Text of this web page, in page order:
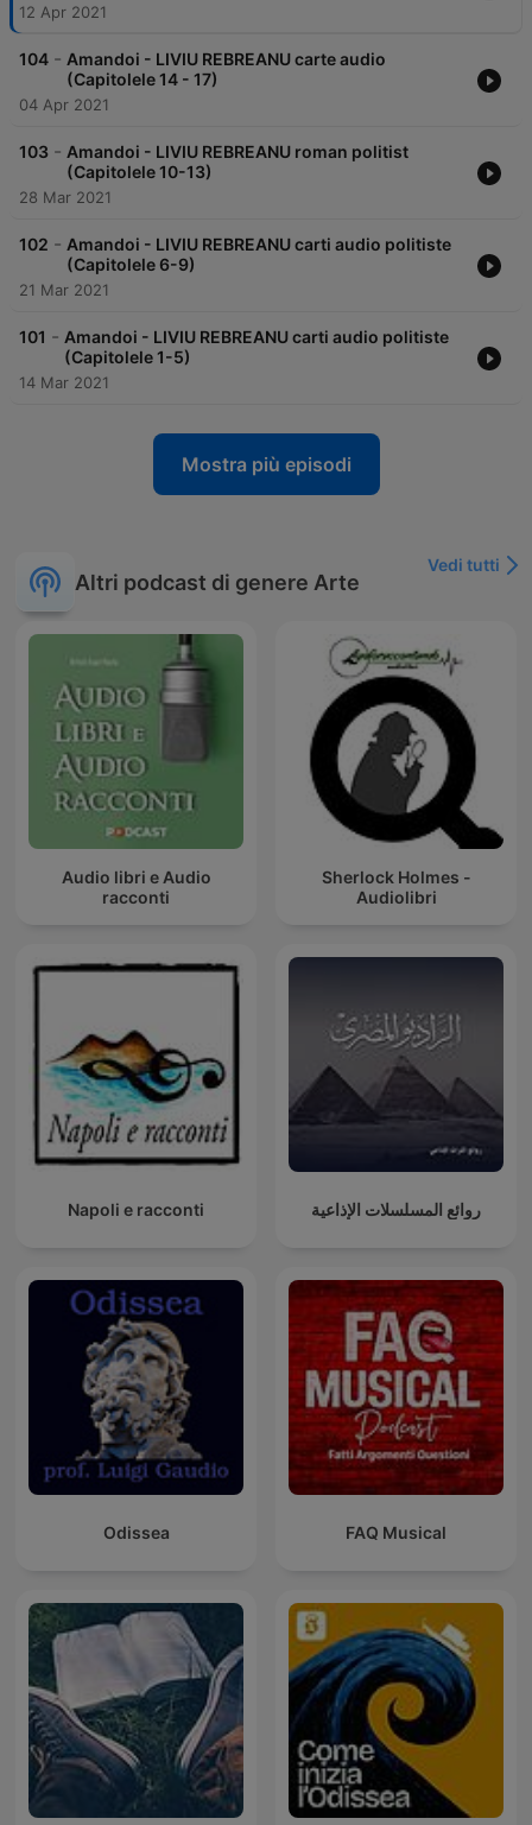
12 Apr 2021
104 - Amandoi - LIVIU REBREANU carte audio
(Capitolele 14 - 17)
04 Apr 2021
103 - Amandoi - LIVIU REBREANU roman politist
(Capitolele 10-13)
28 Mar 2021
102 - Amandoi - LIVIU REBREANU carti audio politiste
(Capitolele 6-9)
21 Mar 2021
101 - Amandoi - LIVIU REBREANU carti audio politiste
(Capitolele 1-5)
14 Mar 2021
Mostra più episodi
Altri podcast di genere Arte
Vedi tutti
Audio libri e Audio
racconti
Sherlock Holmes -
Audiolibri
Napoli e racconti روائع المسلسلات الإذاعية
Odissea FAQ Musical